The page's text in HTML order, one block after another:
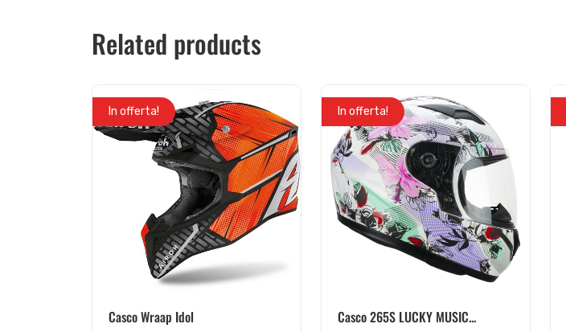
Related products
In offerta!
Casco Wraap Idol
In offerta!
Casco 265S LUCKY MUSIC...